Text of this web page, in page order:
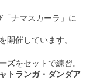
ナマスカーラ」に
開催しています。
ズをセットで練習。
トランガ・ダンダア